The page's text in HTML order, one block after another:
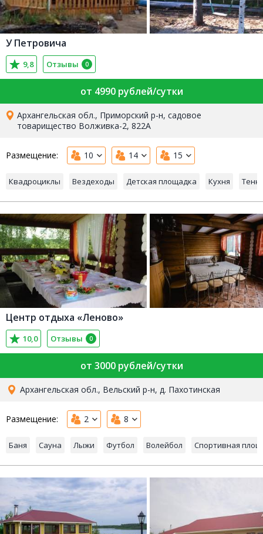
У Петровича
9,8 Отзывы 0
от 4990 рублей/сутки
Архангельская обл., Приморский р-н, садовое
товарищество Волживка-2, 822А
Размещение: 10 14 15
Квадроциклы Вездеходы Детская площадка Кухня
Центр отдыха «Леново»
10,0 Отзывы 0
от 3000 рублей/сутки
Архангельская обл., Вельский р-н, д. Пахотинская
Размещение: 2 8
Баня Сауна Лыжи Футбол Волейбол Спортивная